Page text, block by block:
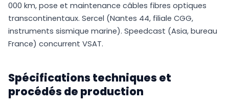
000 km, pose et maintenance câbles fibres optiques
transcontinentaux. Sercel (Nantes 44, filiale CGG,
instruments sismique marine). Speedcast (Asia, bureau
France) concurrent VSAT.
Spécifications techniques et
procédés de production